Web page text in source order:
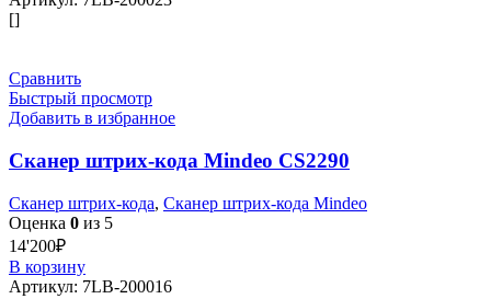
[]
Сравнить
Быстрый просмотр
Добавить в избранное
Сканер штрих-кода Mindeo CS2290
Сканер штрих-кода, Сканер штрих-кода Mindeo
Оценка 0 из 5
14'200₽
В корзину
Артикул: 7LB-200016